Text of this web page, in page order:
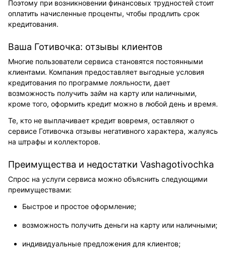
Поэтому при возникновении финансовых трудностей стоит
оплатить начисленные проценты, чтобы продлить срок
кредитования.
Ваша Готивочка: отзывы клиентов
Многие пользователи сервиса становятся постоянными
клиентами. Компания предоставляет выгодные условия
кредитования по программе лояльности, дает
возможность получить займ на карту или наличными,
кроме того, оформить кредит можно в любой день и время.
Те, кто не выплачивает кредит вовремя, оставляют о
сервисе Готивочка отзывы негативного характера, жалуясь
на штрафы и коллекторов.
Преимущества и недостатки Vashagotivochka
Спрос на услуги сервиса можно объяснить следующими
преимуществами:
Быстрое и простое оформление;
возможность получить деньги на карту или наличными;
индивидуальные предложения для клиентов;